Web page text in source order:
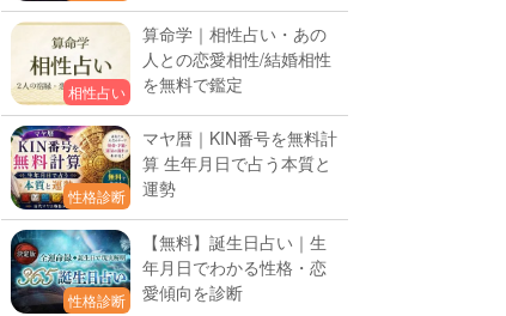
相性占い
算命学｜相性占い・あの
人との恋愛相性/結婚相性
を無料で鑑定
性格診断
マヤ暦｜KIN番号を無料計
算 生年月日で占う本質と
運勢
性格診断
【無料】誕生日占い｜生
年月日でわかる性格・恋
愛傾向を診断